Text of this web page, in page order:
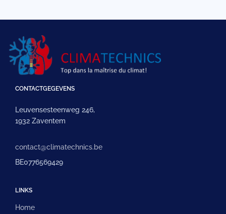
CONTACTGEGEVENS
Leuvensesteenweg 246,
1932 Zaventem
contact@climatechnics.be
BE0776569429
LINKS
Home